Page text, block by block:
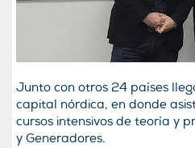
Junto con otros 24 países
capital nórdica, en donde
cursos intensivos de teoría y
y Generadores.